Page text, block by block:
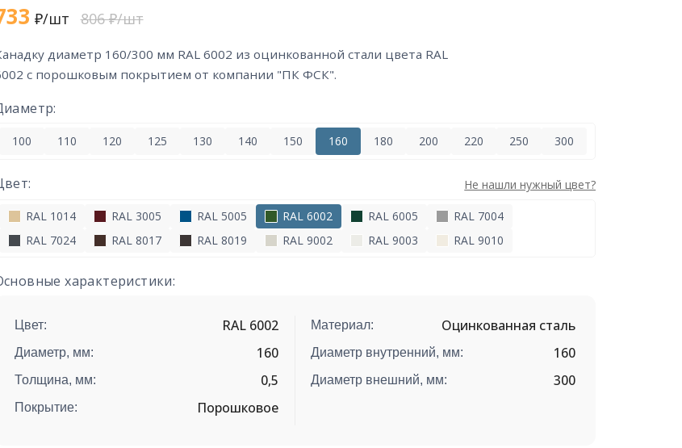
₽/шт 806 ₽/шт
цвета RAL
с порошковым покрытием от компании "ПК ФСК".
100 110 120 125 130 140 150 160 180 200 220 250 300
Не нашли нужный цвет?
RAL 1014 RAL 3005 RAL 5005 RAL 6002 RAL 6005
RAL 7004
RAL 7024
RAL 8017 RAL 8019 RAL 9002 RAL 9003 RAL 9010
характеристики:
Цвет: RAL 6002
Диаметр, мм: 160
Толщина, мм: 0,5
Покрытие: Порошковое
Материал: Оцинкованная сталь
Диаметр внутренний, мм: 160
Диаметр внешний, мм: 300